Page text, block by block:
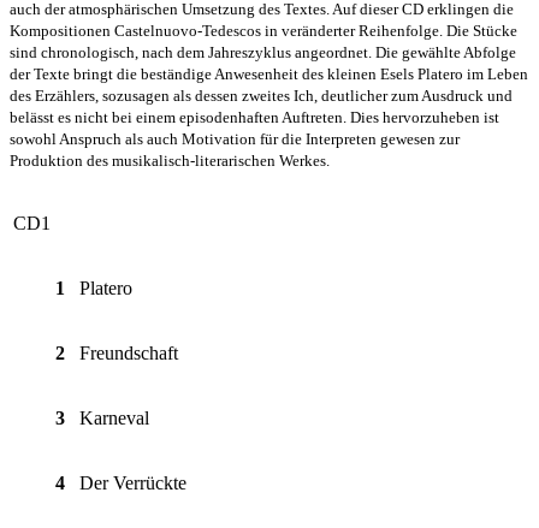
auch der atmosphärischen Umsetzung des Textes. Auf dieser CD erklingen die
Kompositionen Castelnuovo-Tedescos in veränderter Reihenfolge. Die Stücke
sind chronologisch, nach dem Jahreszyklus angeordnet. Die gewählte Abfolge
der Texte bringt die beständige Anwesenheit des kleinen Esels Platero im Leben
des Erzählers, sozusagen als dessen zweites Ich, deutlicher zum Ausdruck und
belässt es nicht bei einem episodenhaften Auftreten. Dies hervorzuheben ist
sowohl Anspruch als auch Motivation für die Interpreten gewesen zur
Produktion des musikalisch-literarischen Werkes.
CD1
1 Platero
2 Freundschaft
3 Karneval
4 Der Verrückte